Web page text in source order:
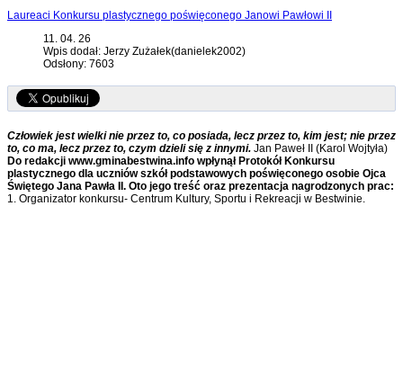
Laureaci Konkursu plastycznego poświęconego Janowi Pawłowi II
11. 04. 26
Wpis dodał: Jerzy Zużałek(danielek2002)
Odsłony: 7603
Człowiek jest wielki nie przez to, co posiada, lecz przez to, kim jest; nie przez
to, co ma, lecz przez to, czym dzieli się z innymi. Jan Paweł II (Karol Wojtyła)
Do redakcji www.gminabestwina.info wpłynął Protokół Konkursu
plastycznego dla uczniów szkół podstawowych poświęconego osobie Ojca
Świętego Jana Pawła II. Oto jego treść oraz prezentacja nagrodzonych prac:
1. Organizator konkursu- Centrum Kultury, Sportu i Rekreacji w Bestwinie.